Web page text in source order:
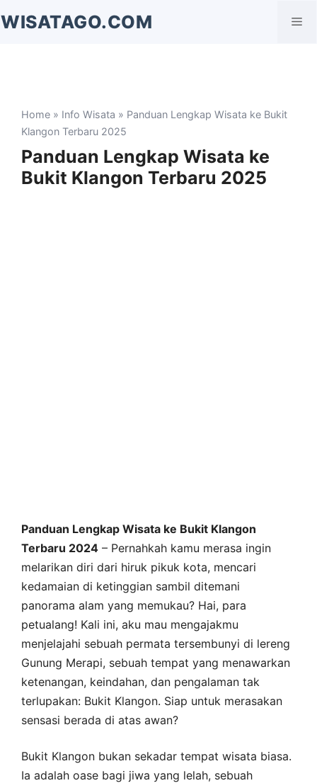
ke
WISATAGO.COM
Home » Info Wisata » Panduan Lengkap Wisata ke Bukit
Klangon Terbaru 2025
Panduan Lengkap Wisata ke
Bukit Klangon Terbaru 2025
Panduan Lengkap Wisata ke Bukit Klangon
Terbaru 2024 – Pernahkah kamu merasa ingin
melarikan diri dari hiruk pikuk kota, mencari
kedamaian di ketinggian sambil ditemani
panorama alam yang memukau? Hai, para
petualang! Kali ini, aku mau mengajakmu
menjelajahi sebuah permata tersembunyi di lereng
Gunung Merapi, sebuah tempat yang menawarkan
ketenangan, keindahan, dan pengalaman tak
terlupakan: Bukit Klangon. Siap untuk merasakan
sensasi berada di atas awan?
Bukit Klangon bukan sekadar tempat wisata biasa.
Ia adalah oase bagi jiwa yang lelah, sebuah